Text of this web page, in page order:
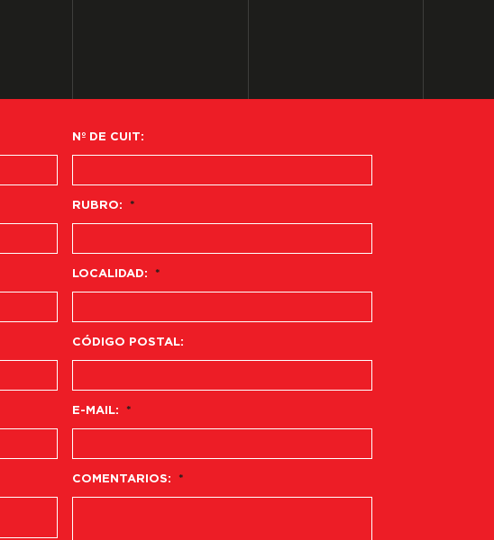
Nº DE CUIT:
RUBRO: *
LOCALIDAD: *
CÓDIGO POSTAL:
E-MAIL: *
COMENTARIOS: *